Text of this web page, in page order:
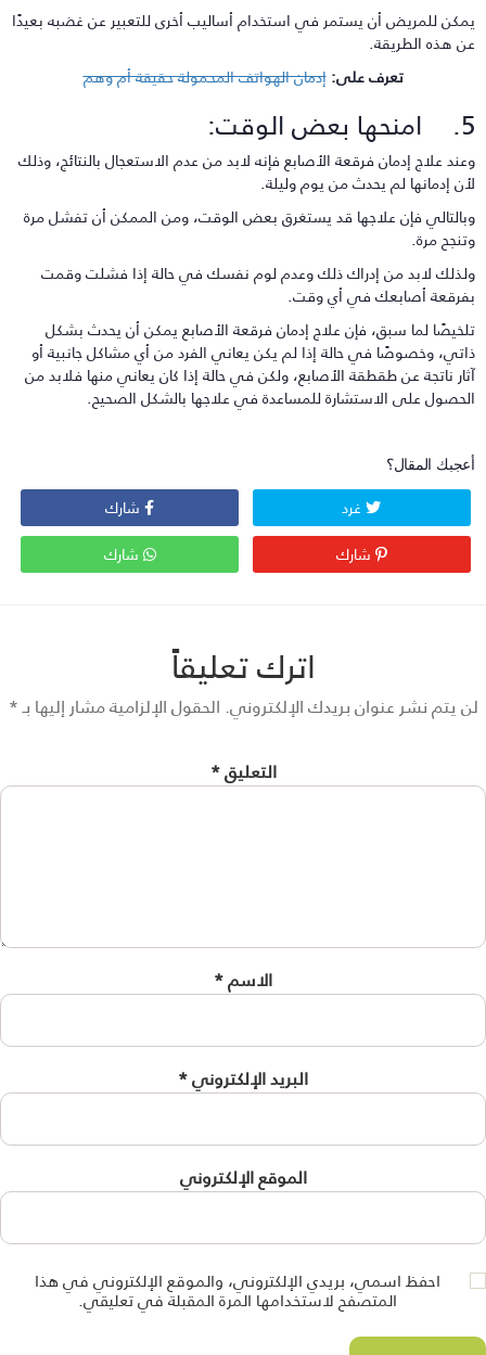
للمريض أن يستمر في استخدام أساليب أخرى للتعبير عن غضبه بعيدًا
هذه الطريقة.
تعرف على:إدمان الهواتف المحمولة حقيقة أم وهم
علاج إدمان فرقعة الأصابع فإنه لابد من عدم الاستعجال بالنتائج، وذلك
إدمانها لم يحدث من يوم وليلة.
فإن علاجها قد يستغرق بعض الوقت، ومن الممكن أن تفشل مرة
مرة.
لابد من إدراك ذلك وعدم لوم نفسك في حالة إذا فشلت وقمت
أصابعك في أي وقت.
لما سبق، فإن علاج إدمان فرقعة الأصابع يمكن أن يحدث بشكل
وخصوصًا في حالة إذا لم يكن يعاني الفرد من أي مشاكل جانبية أو
ناتجة عن طقطقة الأصابع، ولكن في حالة إذا كان يعاني منها فلابد من
على الاستشارة للمساعدة في علاجها بالشكل الصحيح.
المقال؟
غرد
شارك
شارك
شارك
اترك تعليقاً
يتم نشر عنوان بريدك الإلكتروني. الحقول الإلزامية مشار إليها بـ*
التعليق*
الاسم*
البريد الإلكتروني*
الموقع الإلكتروني
احفظ اسمي، بريدي الإلكتروني، والموقع الإلكتروني في هذا
المتصفح لاستخدامها المرة المقبلة في تعليقي.